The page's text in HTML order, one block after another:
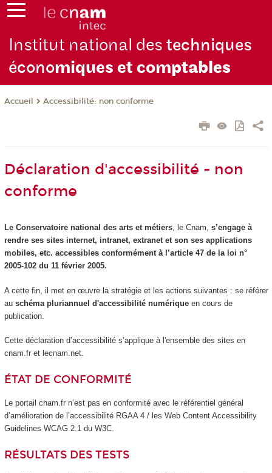
Institut national destechniques
économiques et comptables
Accueil Accessibilité: non conforme
Déclaration d'accessibilité - non
conforme
Le Conservatoire national des arts et métiers, le Cnam, s’engage à
rendre ses sites internet, intranet, extranet et son ses applications
mobiles, etc. accessibles conformément à l’article 47 de la loi n°
2005-102 du 11 février 2005.
A cette fin, il met en œuvre la stratégie et les actions suivantes : se référer
au schéma pluriannuel d'accessibilité numériqueen cours de
publication.
Cette déclaration d’accessibilité s’applique à l'ensemble des sites en
cnam.fr et lecnam.net.
ÉTAT DE CONFORMITÉ
Le portail cnam.fr n’est pas en conformité avec le référentiel général
d’amélioration de l’accessibilité RGAA 4 / les Web Content Accessibility
Guidelines WCAG 2.1 du W3C.
RÉSULTATS DES TESTS